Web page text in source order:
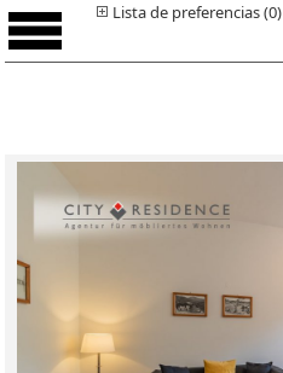
Lista de preferencias (0)